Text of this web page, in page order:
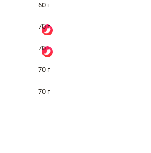
60 г
70 г
70 г
70 г
70 г